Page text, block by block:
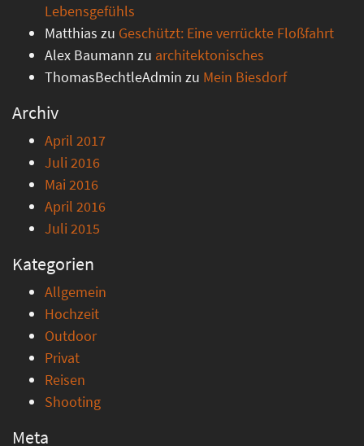
Lebensgefühls
Matthias zu Geschützt: Eine verrückte Floßfahrt
Alex Baumann zu architektonisches
ThomasBechtleAdmin zu Mein Biesdorf
Archiv
April 2017
Juli 2016
Mai 2016
April 2016
Juli 2015
Kategorien
Allgemein
Hochzeit
Outdoor
Privat
Reisen
Shooting
Meta